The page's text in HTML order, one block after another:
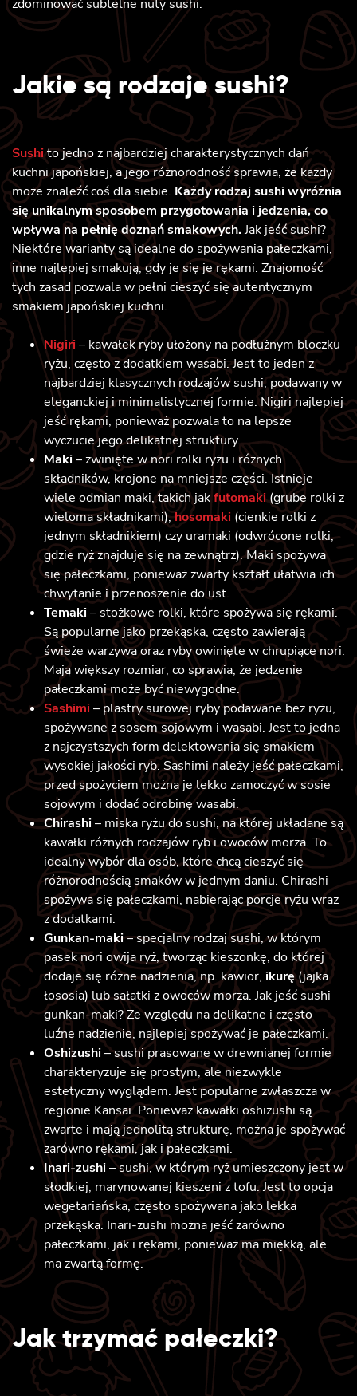
zdominować subtelne nuty sushi.
Jakie są rodzaje sushi?
Sushito jedno z najbardziej charakterystycznych dań
kuchni japońskiej, a jego różnorodność sprawia, że każdy
może znaleźć coś dla siebie. Każdy rodzaj sushi wyróżnia
się unikalnym sposobem przygotowania i jedzenia, co
wpływa na pełnię doznań smakowych.Jak jeść sushi?
Niektóre warianty są idealne do spożywania pałeczkami,
inne najlepiej smakują, gdy je się je rękami. Znajomość
tych zasad pozwala w pełni cieszyć się autentycznym
smakiem japońskiej kuchni.
Nigiri– kawałek ryby ułożony na podłużnym bloczku
ryżu, często z dodatkiem wasabi. Jest to jeden z
najbardziej klasycznych rodzajów sushi, podawany w
eleganckiej i minimalistycznej formie. Nigiri najlepiej
jeść rękami, ponieważ pozwala to na lepsze
wyczucie jego delikatnej struktury.
Maki– zwinięte w nori rolki ryżu i różnych
składników, krojone na mniejsze części. Istnieje
wiele odmian maki, takich jakfutomaki(grube rolki z
wieloma składnikami),hosomaki (cienkie rolki z
jednym składnikiem) czy uramaki (odwrócone rolki,
gdzie ryż znajduje się na zewnątrz). Maki spożywa
się pałeczkami, ponieważ zwarty kształt ułatwia ich
chwytanie i przenoszenie do ust.
Temaki– stożkowe rolki, które spożywa się rękami.
Są popularne jako przekąska, często zawierają
świeże warzywa oraz ryby owinięte w chrupiące nori.
Mają większy rozmiar, co sprawia, że jedzenie
pałeczkami może być niewygodne.
Sashimi– plastry surowej ryby podawane bez ryżu,
spożywane z sosem sojowym i wasabi. Jest to jedna
z najczystszych form delektowania się smakiem
wysokiej jakości ryb. Sashimi należy jeść pałeczkami,
przed spożyciem można je lekko zamoczyć w sosie
sojowym i dodać odrobinę wasabi.
Chirashi– miska ryżu do sushi, na której układane są
kawałki różnych rodzajów ryb i owoców morza. To
idealny wybór dla osób, które chcą cieszyć się
różnorodnością smaków w jednym daniu. Chirashi
spożywa się pałeczkami, nabierając porcje ryżu wraz
z dodatkami.
Gunkan-maki– specjalny rodzaj sushi, w którym
pasek nori owija ryż, tworząc kieszonkę, do której
dodaje się różne nadzienia, np. kawior, ikurę(jajka
łososia) lub sałatki z owoców morza. Jak jeść sushi
gunkan-maki? Ze względu na delikatne i często
luźne nadzienie, najlepiej spożywać je pałeczkami.
Oshizushi– sushi prasowane w drewnianej formie
charakteryzuje się prostym, ale niezwykle
estetyczny wyglądem. Jest popularne zwłaszcza w
regionie Kansai. Ponieważ kawałki oshizushi są
zwarte i mają jednolitą strukturę, można je spożywać
zarówno rękami, jak i pałeczkami.
Inari-zushi– sushi, w którym ryż umieszczony jest w
słodkiej, marynowanej kieszeni z tofu. Jest to opcja
wegetariańska, często spożywana jako lekka
przekąska. Inari-zushi można jeść zarówno
pałeczkami, jak i rękami, ponieważ ma miękką, ale
ma zwartą formę.
Jak trzymać pałeczki?